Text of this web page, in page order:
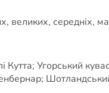
великих, середніх,
Угорський